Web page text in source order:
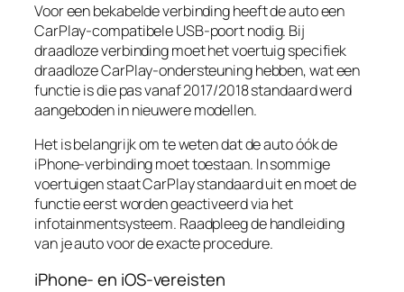
Voor een bekabelde verbinding heeft de auto een
CarPlay-compatibele USB-poort nodig. Bij
draadloze verbinding moet het voertuig specifiek
draadloze CarPlay-ondersteuning hebben, wat een
functie is die pas vanaf 2017/2018 standaard werd
aangeboden in nieuwere modellen.
Het is belangrijk om te weten dat de auto óók de
iPhone-verbinding moet toestaan. In sommige
voertuigen staat CarPlay standaard uit en moet de
functie eerst worden geactiveerd via het
infotainmentsysteem. Raadpleeg de handleiding
van je auto voor de exacte procedure.
iPhone- en iOS-vereisten